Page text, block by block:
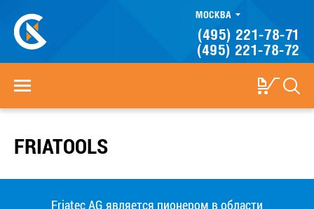
МОСКВА
(495) 221-78-71
(495) 221-78-72
FRIATOOLS
Friatec AG является пионером в области